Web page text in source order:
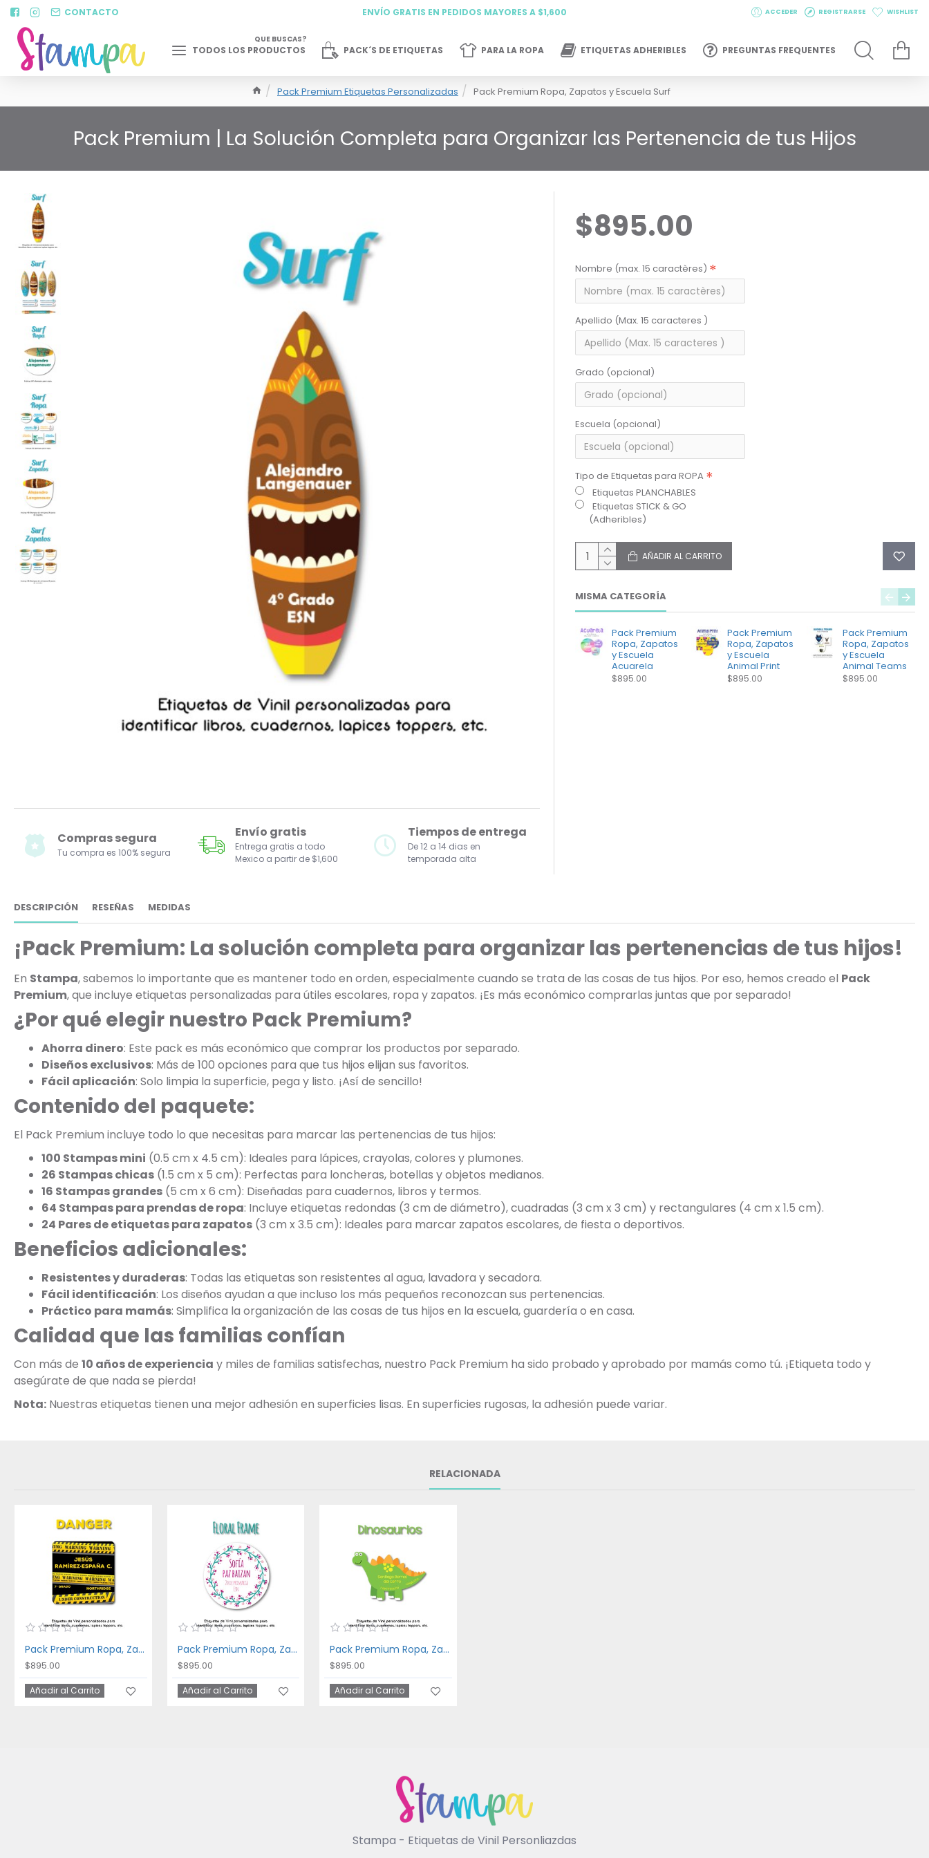
CONTACTO ENVÍO GRATIS EN PEDIDOS MAYORES A $1,600 ACCEDER REGISTRARSE WISHLIST
TODOS LOS PRODUCTOS
QUE BUSCAS?
PACK´S DE ETIQUETAS PARA LA ROPA ETIQUETAS ADHERIBLES PREGUNTAS FREQUENTES
Pack Premium Etiquetas Personalizadas Pack Premium Ropa, Zapatos y Escuela Surf
Pack Premium | La Solución Completa para Organizar las Pertenencia de tus Hijos
Compras segura
Tu compra es 100% segura
Envío gratis
Entrega gratis a todo
Mexico a partir de $1,600
Tiempos de entrega
De 12 a 14 dias en
temporada alta
$895.00
Nombre (max. 15 caractères)
Apellido (Max. 15 caracteres )
Grado (opcional)
Escuela (opcional)
Tipo de Etiquetas para ROPA
Etiquetas PLANCHABLES
Etiquetas STICK & GO
(Adheribles)
AÑADIR AL CARRITO
MISMA CATEGORÍA
Pack Premium
Ropa, Zapatos
y Escuela
Acuarela
$895.00
Pack Premium
Ropa, Zapatos
y Escuela
Animal Print
$895.00
Pack Premium
Ropa, Zapatos
y Escuela
Animal Teams
$895.00
DESCRIPCIÓN RESEÑAS MEDIDAS
¡Pack Premium: La solución completa para organizar las pertenencias de tus hijos!
En Stampa, sabemos lo importante que es mantener todo en orden, especialmente cuando se trata de las cosas de tus hijos. Por eso, hemos creado el Pack
Premium, que incluye etiquetas personalizadas para útiles escolares, ropa y zapatos. ¡Es más económico comprarlas juntas que por separado!
¿Por qué elegir nuestro Pack Premium?
Ahorra dinero: Este pack es más económico que comprar los productos por separado.
Diseños exclusivos: Más de 100 opciones para que tus hijos elijan sus favoritos.
Fácil aplicación: Solo limpia la superficie, pega y listo. ¡Así de sencillo!
Contenido del paquete:
El Pack Premium incluye todo lo que necesitas para marcar las pertenencias de tus hijos:
100 Stampas mini (0.5 cm x 4.5 cm): Ideales para lápices, crayolas, colores y plumones.
26 Stampas chicas (1.5 cm x 5 cm): Perfectas para loncheras, botellas y objetos medianos.
16 Stampas grandes (5 cm x 6 cm): Diseñadas para cuadernos, libros y termos.
64 Stampas para prendas de ropa: Incluye etiquetas redondas (3 cm de diámetro), cuadradas (3 cm x 3 cm) y rectangulares (4 cm x 1.5 cm).
24 Pares de etiquetas para zapatos (3 cm x 3.5 cm): Ideales para marcar zapatos escolares, de fiesta o deportivos.
Beneficios adicionales:
Resistentes y duraderas: Todas las etiquetas son resistentes al agua, lavadora y secadora.
Fácil identificación: Los diseños ayudan a que incluso los más pequeños reconozcan sus pertenencias.
Práctico para mamás: Simplifica la organización de las cosas de tus hijos en la escuela, guardería o en casa.
Calidad que las familias confían
Con más de 10 años de experiencia y miles de familias satisfechas, nuestro Pack Premium ha sido probado y aprobado por mamás como tú. ¡Etiqueta todo y
asegúrate de que nada se pierda!
Nota: Nuestras etiquetas tienen una mejor adhesión en superficies lisas. En superficies rugosas, la adhesión puede variar.
RELACIONADA
Pack Premium Ropa, Zapatos y Escuela Danger
$895.00
Añadir al Carrito
Pack Premium Ropa, Zapatos y Escuela Floral Frame
$895.00
Añadir al Carrito
Pack Premium Ropa, Zapatos y Escuela Dinosaurios
$895.00
Añadir al Carrito
Stampa - Etiquetas de Vinil Personliazdas